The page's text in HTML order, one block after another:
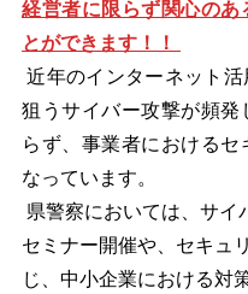
経営者に限らず関心のあ
とができます！！
近年のインターネット
狙うサイバー攻撃が頻発
らず、事業者におけるセ
なっています。
県警察においては、サイ
セミナー開催や、セキュ
じ、中小企業における対